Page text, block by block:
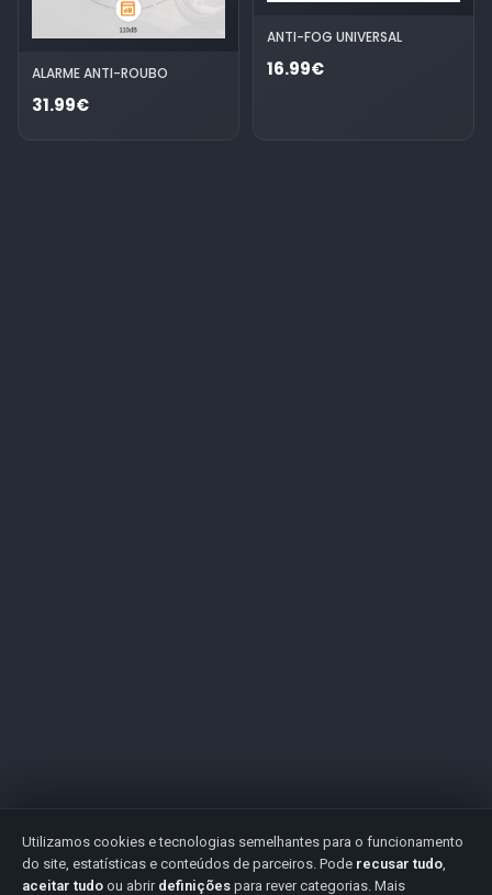
ALARME ANTI-ROUBO
31.99€
ANTI-FOG UNIVERSAL
16.99€
Utilizamos cookies e tecnologias semelhantes para o funcionamento
do site, estatísticas e conteúdos de parceiros. Pode recusar tudo,
aceitar tudo ou abrir definições para rever categorias. Mais